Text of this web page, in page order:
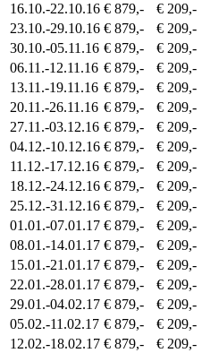
16.10.-22.10.16 € 879,-
€ 209,-
23.10.-29.10.16 € 879,-
€ 209,-
30.10.-05.11.16 € 879,-
€ 209,-
06.11.-12.11.16 € 879,-
€ 209,-
13.11.-19.11.16 € 879,-
€ 209,-
20.11.-26.11.16 € 879,-
€ 209,-
27.11.-03.12.16 € 879,-
€ 209,-
04.12.-10.12.16 € 879,-
€ 209,-
11.12.-17.12.16 € 879,-
€ 209,-
18.12.-24.12.16 € 879,-
€ 209,-
25.12.-31.12.16 € 879,-
€ 209,-
01.01.-07.01.17 € 879,-
€ 209,-
08.01.-14.01.17 € 879,-
€ 209,-
15.01.-21.01.17 € 879,-
€ 209,-
22.01.-28.01.17 € 879,-
€ 209,-
29.01.-04.02.17 € 879,-
€ 209,-
05.02.-11.02.17 € 879,-
€ 209,-
12.02.-18.02.17 € 879,-
€ 209,-